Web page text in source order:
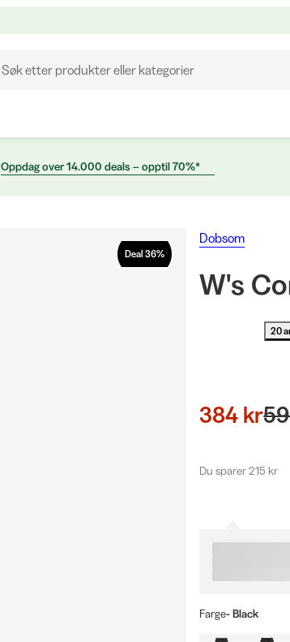
Søk etter produkter eller kategorier
Oppdag over 14.000 deals – opptil 70%*
Deal 36%
Dobsom
W's
20
384 kr
Du sparer 215 kr
Farge- Black